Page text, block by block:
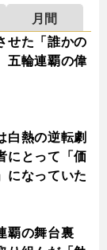
月間
せた「誰かの
輪連覇の偉
白熱の逆転劇
にとって「価
になっていた
覇の舞台裏